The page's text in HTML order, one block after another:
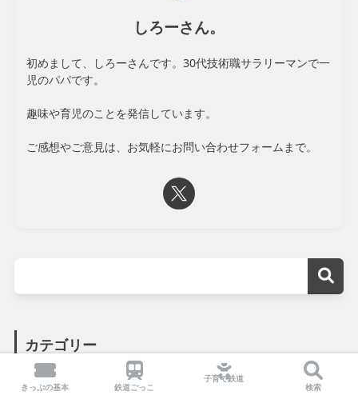
しろーさん。
初めまして、しろーさんです。30代技術職サラリーマンで一
児のパパです。
趣味や育児のことを発信しています。
ご感想やご意見は、お気軽にお問い合わせフォームまで。
カテゴリー
子育て×鉄道
きっぷの基本 鉄道ごっこ
子育て鉄道
検索